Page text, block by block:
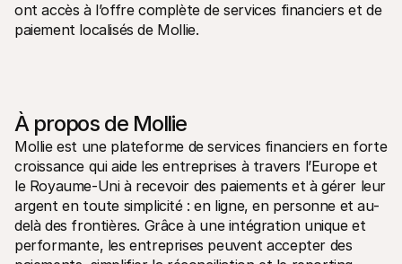
ont accès à l’offre complète de services financiers et de
paiement localisés de Mollie.
À propos de Mollie
Mollie est une plateforme de services financiers en forte
croissance qui aide les entreprises à travers l’Europe et
le Royaume-Uni à recevoir des paiements et à gérer leur
argent en toute simplicité : en ligne, en personne et au-
delà des frontières. Grâce à une intégration unique et
performante, les entreprises peuvent accepter des